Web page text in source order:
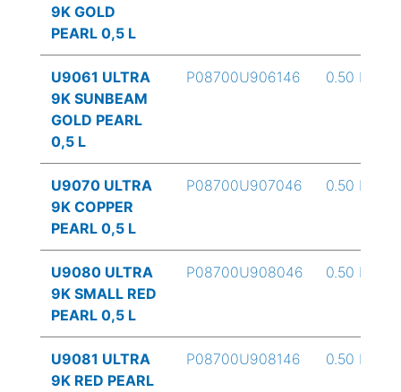
9K GOLD
PEARL 0,5 L
U9061 ULTRA
9K SUNBEAM
GOLD PEARL
0,5 L
P08700U906146 0.50 L
U9070 ULTRA
9K COPPER
PEARL 0,5 L
P08700U907046 0.50 L
U9080 ULTRA
9K SMALL RED
PEARL 0,5 L
P08700U908046 0.50 L
U9081 ULTRA
9K RED PEARL
P08700U908146 0.50 L